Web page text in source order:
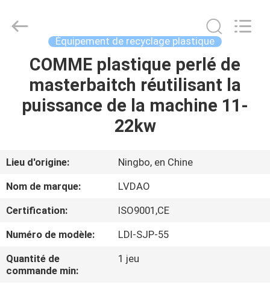
MAISON
PRODUITS
SUJET
DE
NOUS
VISITE
D'USINE
MACHINERY
INDUSTRIAL
Équipement de recyclage plastique
COMME plastique perlé de
masterbaitch réutilisant la
puissance de la machine 11-
22kw
Lieu d'origine:
Ningbo, en Chine
Nom de marque:
LVDAO
Certification:
ISO9001,CE
Numéro de modèle:
LDI-SJP-55
Quantité de
commande min:
1 jeu